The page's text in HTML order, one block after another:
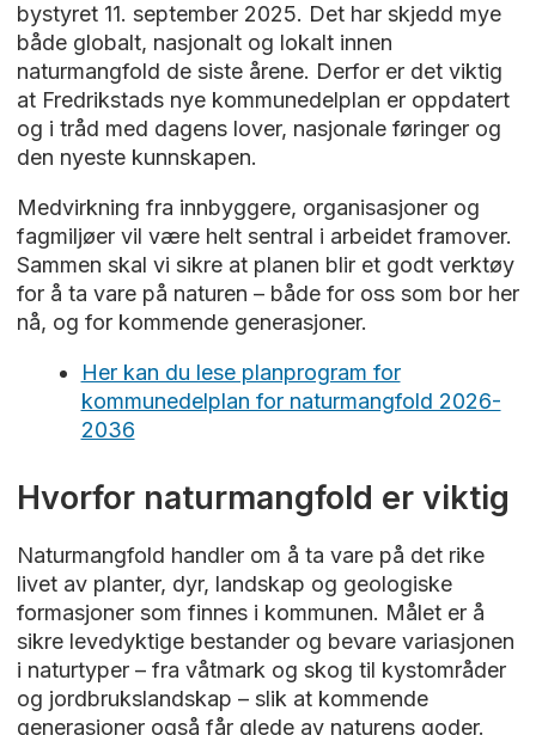
bystyret 11. september 2025. Det har skjedd mye
både globalt, nasjonalt og lokalt innen
naturmangfold de siste årene. Derfor er det viktig
at Fredrikstads nye kommunedelplan er oppdatert
og i tråd med dagens lover, nasjonale føringer og
den nyeste kunnskapen.
Medvirkning fra innbyggere, organisasjoner og
fagmiljøer vil være helt sentral i arbeidet framover.
Sammen skal vi sikre at planen blir et godt verktøy
for å ta vare på naturen – både for oss som bor her
nå, og for kommende generasjoner.
Her kan du lese planprogram for
kommunedelplan for naturmangfold 2026-
2036
Hvorfor naturmangfold er viktig
Naturmangfold handler om å ta vare på det rike
livet av planter, dyr, landskap og geologiske
formasjoner som finnes i kommunen. Målet er å
sikre levedyktige bestander og bevare variasjonen
i naturtyper – fra våtmark og skog til kystområder
og jordbrukslandskap – slik at kommende
generasjoner også får glede av naturens goder.